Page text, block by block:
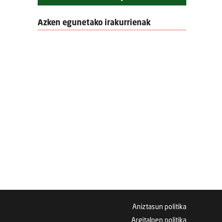
Azken egunetako irakurrienak
Aniztasun politika
Argitalpen politika